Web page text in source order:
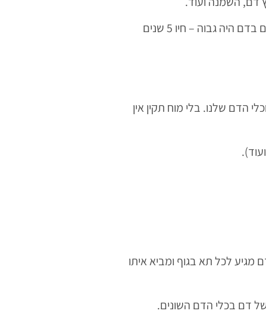
לאחר איסוף וניתוח התוצאות כעבור 7.5 שנים התברר שהמשתתפים שריכוז האומגה-3 שלהם בדם היה גבוה – חיו 5 שנים
הדם שלנו. בלי מוח תקין אין
הדם מגיע לכל תא בגוף ומביא איתו
וזרימה שוטפת של דם בכלי הדם השונים.